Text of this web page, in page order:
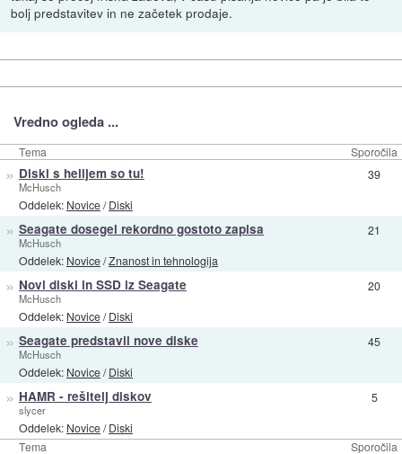
bolj predstavitev in ne začetek prodaje.
Vredno ogleda ...
Tema Sporočila
Tema Sporočila
» Diski s helijem so tu!
McHusch
Oddelek: Novice/Diski
39
» Seagate dosegel rekordno gostoto zapisa
McHusch
Oddelek: Novice/Znanost in tehnologija
21
» Novi diski in SSD iz Seagate
McHusch
Oddelek: Novice/Diski
20
» Seagate predstavil nove diske
McHusch
Oddelek: Novice/Diski
45
» HAMR - rešitelj diskov
slycer
Oddelek: Novice/Diski
5